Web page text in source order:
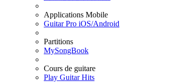
Applications Mobile
Guitar Pro iOS/Android
Partitions
MySongBook
Cours de guitare
Play Guitar Hits